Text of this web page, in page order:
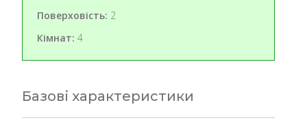
Поверховість: 2
Кімнат: 4
Базові характеристики